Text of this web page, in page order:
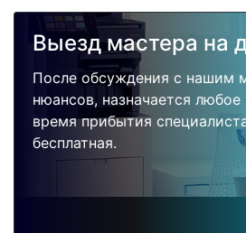
Выезд мастера на
После обсуждения с нашим
нюансов, назначается
время прибытия
бесплатная.